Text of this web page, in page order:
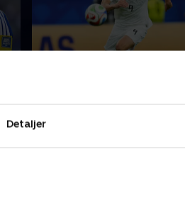
DetaljerSe eller gense VM-opgøret
Elfenbenskysten og Norge.